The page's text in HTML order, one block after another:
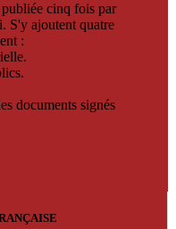
cinq fois par
S'y ajoutent quatre
:
documents signés